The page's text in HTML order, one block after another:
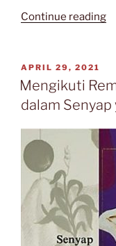
Continue reading
POSTED
ON
APRIL 29, 2021
Mengikuti
dalam